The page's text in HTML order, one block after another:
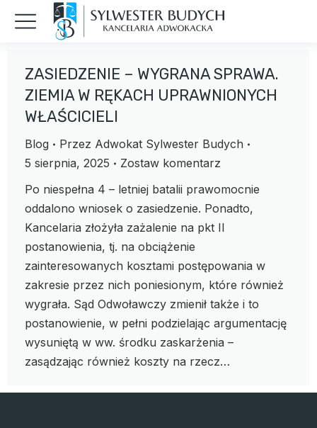
ZASIEDZENIE – WYGRANA SPRAWA.
ZIEMIA W RĘKACH UPRAWNIONYCH
WŁAŚCICIELI
Blog Przez Adwokat Sylwester Budych
5 sierpnia, 2025
Zostaw komentarz
Po niespełna 4 – letniej batalii prawomocnie
oddalono wniosek o zasiedzenie. Ponadto,
Kancelaria złożyła zażalenie na pkt II
postanowienia, tj. na obciążenie
zainteresowanych kosztami postępowania w
zakresie przez nich poniesionym, które również
wygrała. Sąd Odwoławczy zmienił także i to
postanowienie, w pełni podzielając argumentację
wysuniętą w ww. środku zaskarżenia –
zasądzając również koszty na rzecz…